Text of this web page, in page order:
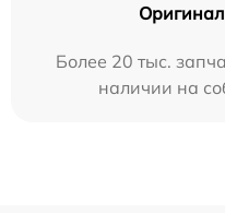
Более 20 тыс.
наличии на